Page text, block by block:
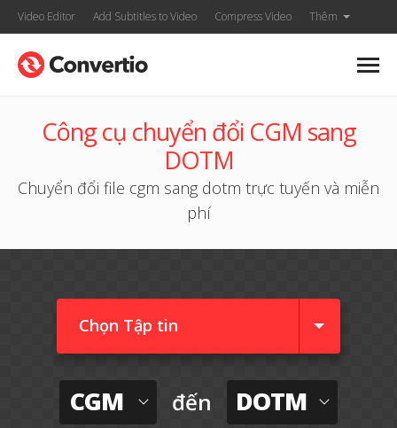
Video Editor Add Subtitles to Video Compress Video Thêm
Công cụ chuyển đổi CGM sang
DOTM
Chuyển đổi file cgm sang dotm trực tuyến và miễn
phí
Chọn Tập tin
CGM đến DOTM